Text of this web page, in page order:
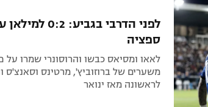
ספציה
משערים של ברוזוביץ', מרטינס וסאנצ'ס
לראשונה מאז ינואר